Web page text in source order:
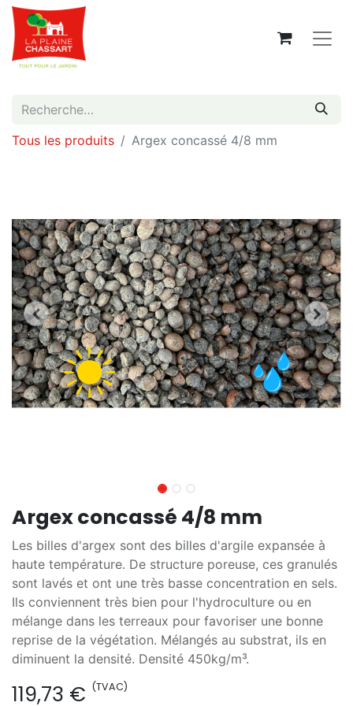
Tous les produits Argex concassé 4/8 mm
Argex concassé 4/8 mm
Les billes d'argex sont des billes d'argile expansée à
haute température. De structure poreuse, ces granulés
sont lavés et ont une très basse concentration en sels.
Ils conviennent très bien pour l'hydroculture ou en
mélange dans les terreaux pour favoriser une bonne
reprise de la végétation. Mélangés au substrat, ils en
diminuent la densité. Densité 450kg/m³.
119,73 € (TVAC)